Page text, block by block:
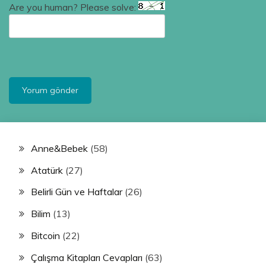
Are you human? Please solve:
Anne&Bebek (58)
Atatürk (27)
Belirli Gün ve Haftalar(26)
Bilim (13)
Bitcoin (22)
Çalışma Kitapları Cevapları (63)